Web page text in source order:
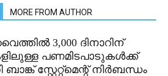
MORE FROM AUTHOR
3,000 ദിനാറിന്
പണമിടപാടുകൾക്ക്
ബാങ്ക് സ്റ്റേറ്റ്മെന്റ് നിർബന്ധം